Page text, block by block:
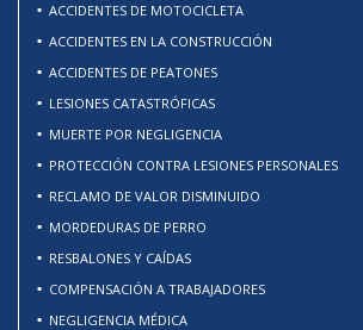
ACCIDENTES DE MOTOCICLETA
ACCIDENTES EN LA CONSTRUCCIÓN
ACCIDENTES DE PEATONES
LESIONES CATASTRÓFICAS
MUERTE POR NEGLIGENCIA
PROTECCIÓN CONTRA LESIONES PERSONALES
RECLAMO DE VALOR DISMINUIDO
MORDEDURAS DE PERRO
RESBALONES Y CAÍDAS
COMPENSACIÓN A TRABAJADORES
NEGLIGENCIA MÉDICA